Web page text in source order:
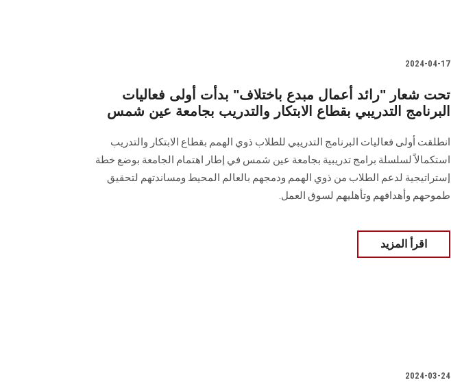
2024-04-17
تحت شعار "رائد أعمال مبدع باختلاف" بدأت أولى فعاليات
البرنامج التدريبي بقطاع الابتكار والتدريب بجامعة عين شمس
انطلقت أولى فعاليات البرنامج التدريبي للطلاب ذوي الهمم بقطاع الابتكار والتدريب
‏استكمالاً لسلسلة برامج تدريبية بجامعة عين شمس في إطار اهتمام الجامعة بوضع خطة
‏إستراتيجية لدعم الطلاب من ذوي الهمم ودمجهم بالعالم المحيط ومساندتهم لتحقيق
طموحهم ‏وأهدافهم وتأهليهم لسوق العمل‎.‎
اقرأ المزيد
2024-03-24